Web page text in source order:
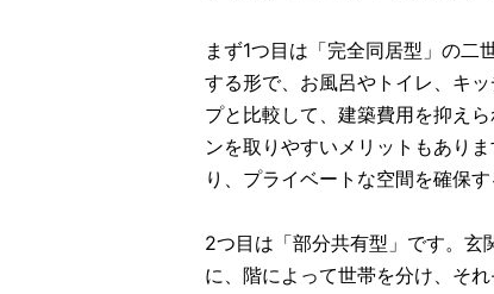
まず1つ目は「完全同居型」の
する形で、お風呂やトイレ、キ
プと比較して、建築費用を抑え
ンを取りやすいメリットもあり
り、プライベートな空間を確保
2つ目は「部分共有型」です。玄
に、階によって世帯を分け、そ